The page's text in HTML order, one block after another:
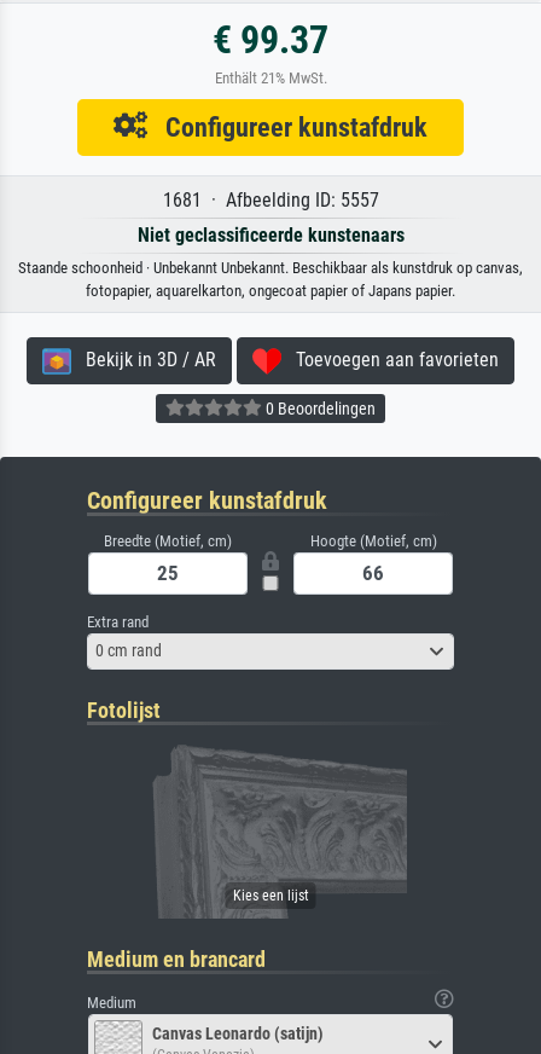
€ 99.37
Enthält 21% MwSt.
Configureer kunstafdruk
1681 · Afbeelding ID: 5557
Niet geclassificeerde kunstenaars
Staande schoonheid · Unbekannt Unbekannt. Beschikbaar als kunstdruk op canvas,
fotopapier, aquarelkarton, ongecoat papier of Japans papier.
Bekijk in 3D / AR Toevoegen aan favorieten
0 Beoordelingen
Configureer kunstafdruk
Breedte (Motief, cm) Hoogte (Motief, cm)
Extra rand
0 cm rand
Fotolijst
Medium en brancard
Medium
Canvas Leonardo (satijn)